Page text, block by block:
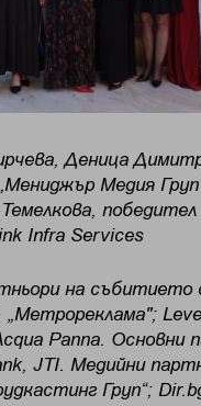
Деница
Медия
Infra Services
на събитието
„Метрореклама";
Panna. Основни
JTI. Медийни
Груп“;